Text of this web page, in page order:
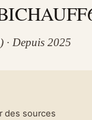
· Depuis 2025
des sources